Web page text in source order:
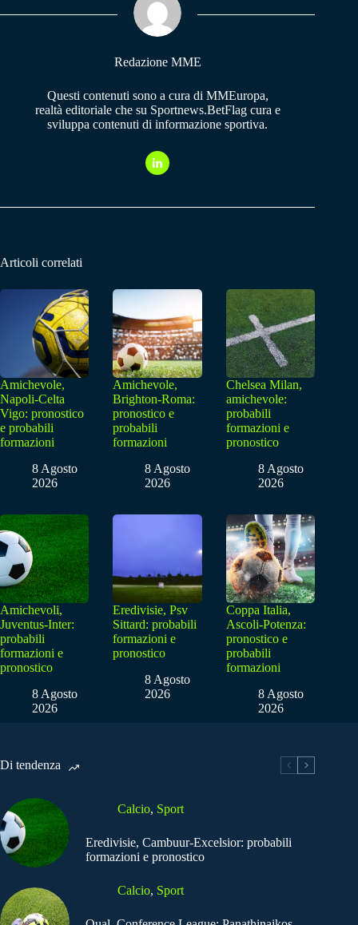
pp m
Redazione MME
Questi contenuti sono a cura di MMEuropa,
realtà editoriale che su Sportnews.BetFlag cura e
sviluppa contenuti di informazione sportiva.
Articoli correlati
Amichevole,
Napoli-Celta
Vigo: pronostico
e probabili
formazioni
8 Agosto
2026
Amichevole,
Brighton-Roma:
pronostico e
probabili
formazioni
8 Agosto
2026
Chelsea Milan,
amichevole:
probabili
formazioni e
pronostico
8 Agosto
2026
Amichevoli,
Juventus-Inter:
probabili
formazioni e
pronostico
8 Agosto
2026
Eredivisie, Psv
Sittard: probabili
formazioni e
pronostico
8 Agosto
2026
Coppa Italia,
Ascoli-Potenza:
pronostico e
probabili
formazioni
8 Agosto
2026
Di tendenza
Calcio, Sport
Eredivisie, Cambuur-Excelsior: probabili
formazioni e pronostico
Calcio, Sport